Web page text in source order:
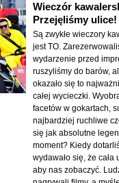
miastem. Trasa
niektóre z najbardziej
ja ledwo zauważyłem,
bawiłem się zbyt
sam i chcesz
sprawi, że poczujesz
nie zastanawiaj się ani
zrób.
Wieczór
Przejęliśmy ulice!
Są zwykłe wieczory
jest TO.
wydarzenie przed
ruszyliśmy do barów,
okazało się to
całej wycieczki.
facetów w gokartach,
najbardziej ruchliwe
się jak absolutne
moment? Kiedy
wydawało się, że cała
aby nas zobaczyć.